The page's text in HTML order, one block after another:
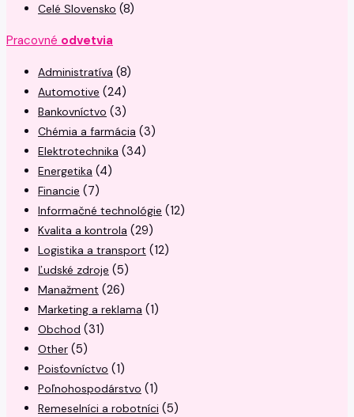
Celé Slovensko (8)
Pracovné odvetvia
Administratíva (8)
Automotive (24)
Bankovníctvo (3)
Chémia a farmácia (3)
Elektrotechnika (34)
Energetika (4)
Financie (7)
Informačné technológie (12)
Kvalita a kontrola (29)
Logistika a transport (12)
Ľudské zdroje (5)
Manažment (26)
Marketing a reklama (1)
Obchod (31)
Other (5)
Poisťovníctvo (1)
Poľnohospodárstvo (1)
Remeselníci a robotníci (5)